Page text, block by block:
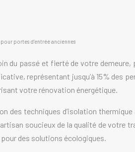
portes d’entrée anciennes
du passé et fierté de votre
représentant jusqu’à 15% des
votre rénovation énergétique.
des techniques d’isolation
soucieux de la qualité de
des solutions écologiques.